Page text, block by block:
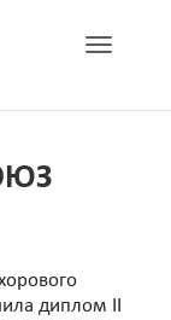
Toggle
диплом II